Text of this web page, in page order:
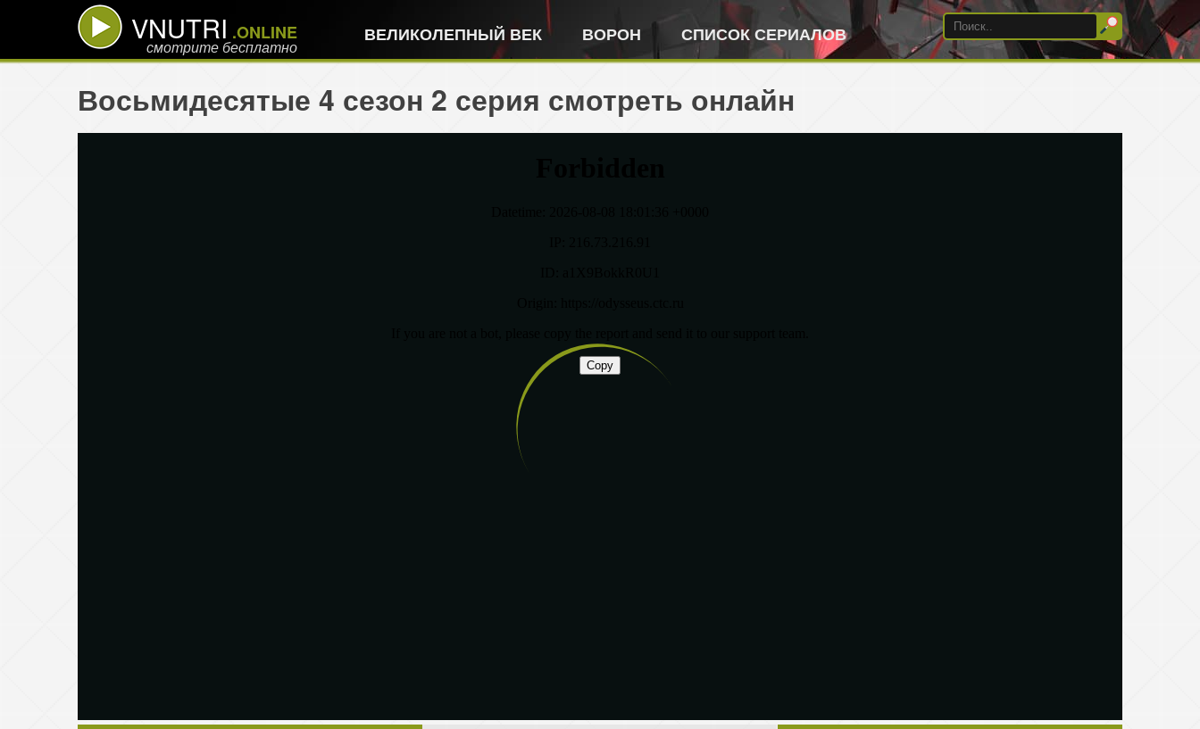
VNUTRI .ONLINE
смотрите бесплатно
ВЕЛИКОЛЕПНЫЙ ВЕК ВОРОН СПИСОК СЕРИАЛОВ
Восьмидесятые 4 сезон 2 серия смотреть онлайн